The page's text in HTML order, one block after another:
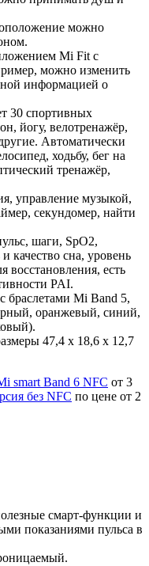
можно
Mi Fit с
можно изменить
информацией о
30 спортивных
йогу, велотренажёр,
Автоматически
ходьбу, бег на
тренажёр,
управление музыкой,
секундомер, найти
шаги, SpO2,
качество сна, уровень
восстановления, есть
PAI.
браслетами Mi Band 5,
оранжевый, синий,
47,4 x 18,6 x 12,7
smart Band 6 NFC от 3
без NFC по цене от 2
смарт-функции и
показаниями пульса в